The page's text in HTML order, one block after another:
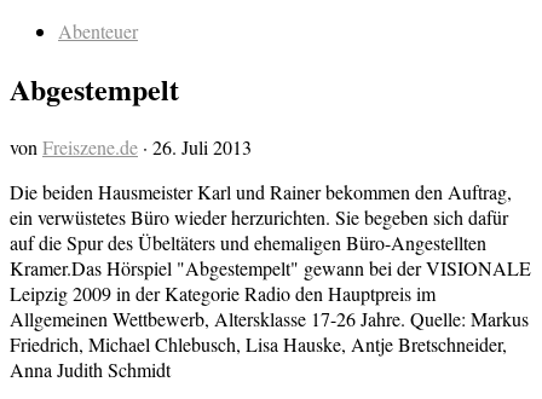
Abenteuer
Abgestempelt
von Freiszene.de · 26. Juli 2013
Die beiden Hausmeister Karl und Rainer bekommen den Auftrag,
ein verwüstetes Büro wieder herzurichten. Sie begeben sich dafür
auf die Spur des Übeltäters und ehemaligen Büro-Angestellten
Kramer.Das Hörspiel "Abgestempelt" gewann bei der VISIONALE
Leipzig 2009 in der Kategorie Radio den Hauptpreis im
Allgemeinen Wettbewerb, Altersklasse 17-26 Jahre. Quelle: Markus
Friedrich, Michael Chlebusch, Lisa Hauske, Antje Bretschneider,
Anna Judith Schmidt